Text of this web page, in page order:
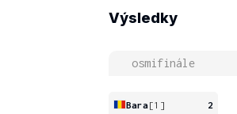
Výsledky
osmifinále
Bara[1]
2